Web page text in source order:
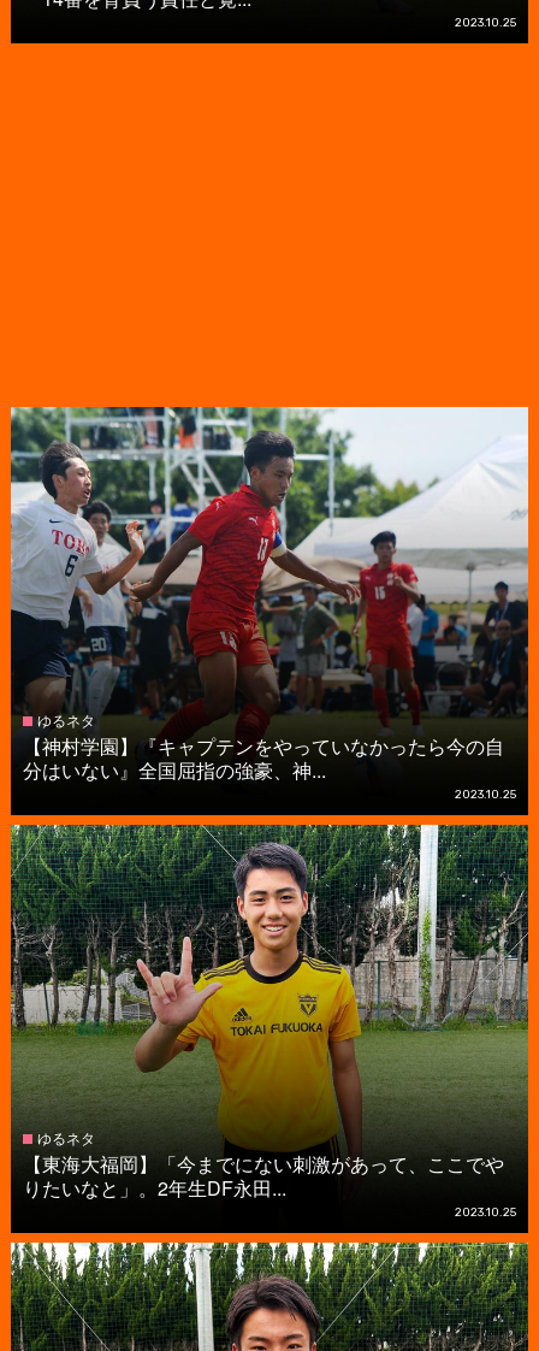
2023.10.25
ゆるネタ
【神村学園】『キャプテンをやっていなかったら今の自
分はいない』全国屈指の強豪、神...
2023.10.25
ゆるネタ
【東海大福岡】「今までにない刺激があって、ここでや
りたいなと」。2年生DF永田...
2023.10.25